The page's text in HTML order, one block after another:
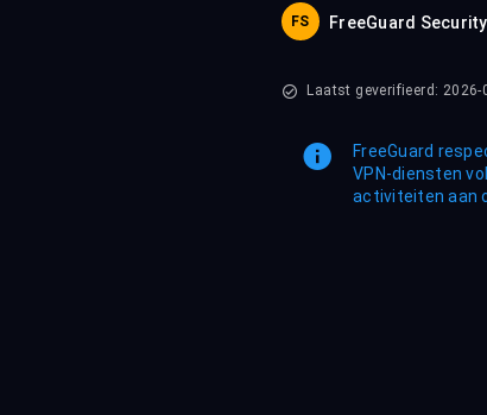
FS FreeGuard
Laatst geverifieerd: 2026-
FreeGuard
VPN-diensten
activiteiten aan